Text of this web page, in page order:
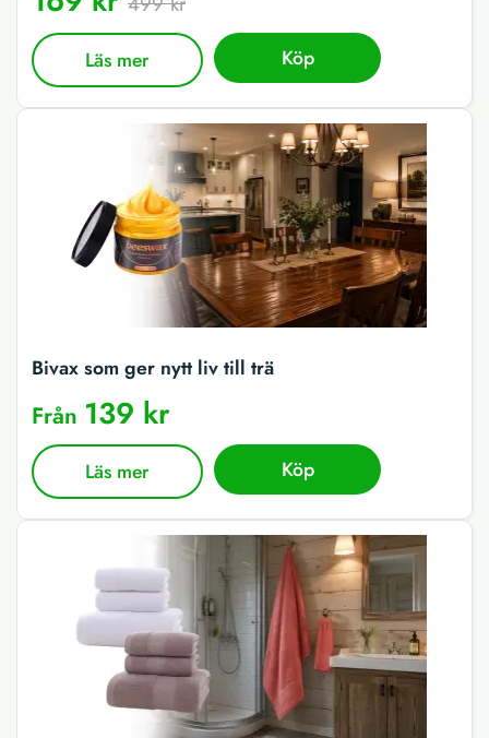
Läs mer Köp
Bivax som ger nytt liv till trä
Från 139 kr
Läs mer Köp